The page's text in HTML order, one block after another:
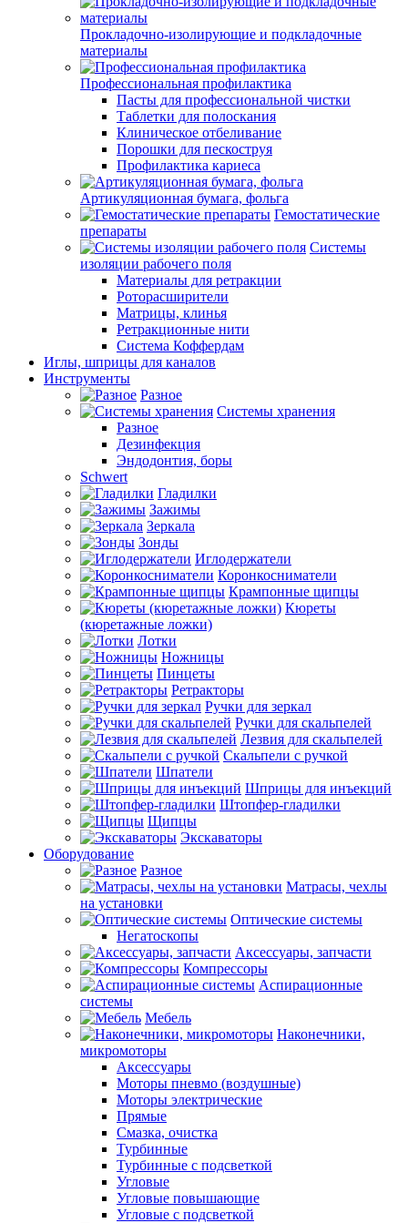
Прокладочно-изолирующие и подкладочные
материалы
Профессиональная профилактика
Пасты для профессиональной чистки
Таблетки для полоскания
Клиническое отбеливание
Порошки для пескоструя
Профилактика кариеса
Артикуляционная бумага, фольга
Гемостатические
препараты
Системы
изоляции рабочего поля
Материалы для ретракции
Роторасширители
Матрицы, клинья
Ретракционные нити
Система Коффердам
Иглы, шприцы для каналов
Инструменты
Разное
Системы хранения
Разное
Дезинфекция
Эндодонтия, боры
Schwert
Гладилки
Зажимы
Зеркала
Зонды
Иглодержатели
Коронкосниматели
Крампонные щипцы
Кюреты
(кюретажные ложки)
Лотки
Ножницы
Пинцеты
Ретракторы
Ручки для зеркал
Ручки для скальпелей
Лезвия для скальпелей
Скальпели с ручкой
Шпатели
Шприцы для инъекций
Штопфер-гладилки
Щипцы
Экскаваторы
Оборудование
Разное
Матрасы, чехлы
на установки
Оптические системы
Негатоскопы
Аксессуары, запчасти
Компрессоры
Аспирационные
системы
Мебель
Наконечники,
микромоторы
Аксессуары
Моторы пневмо (воздушные)
Моторы электрические
Прямые
Смазка, очистка
Турбинные
Турбинные с подсветкой
Угловые
Угловые повышающие
Угловые с подсветкой